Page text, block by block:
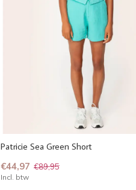
Patricie Sea Green Short
€44,97 €89,95
Incl. btw